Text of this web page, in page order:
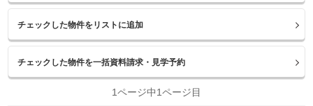
1ページ中1ページ目